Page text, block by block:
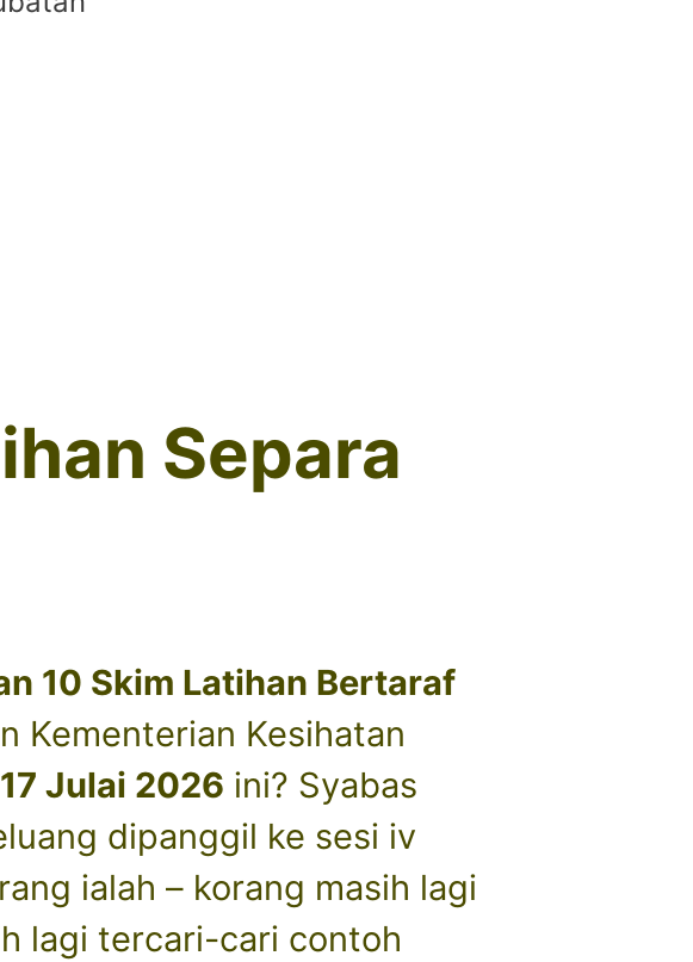
Separa
10 Skim Latihan Bertaraf
Kementerian Kesihatan
Julai 2026 ini? Syabas
dipanggil ke sesi iv
ialah – korang masih lagi
lagi tercari-cari contoh